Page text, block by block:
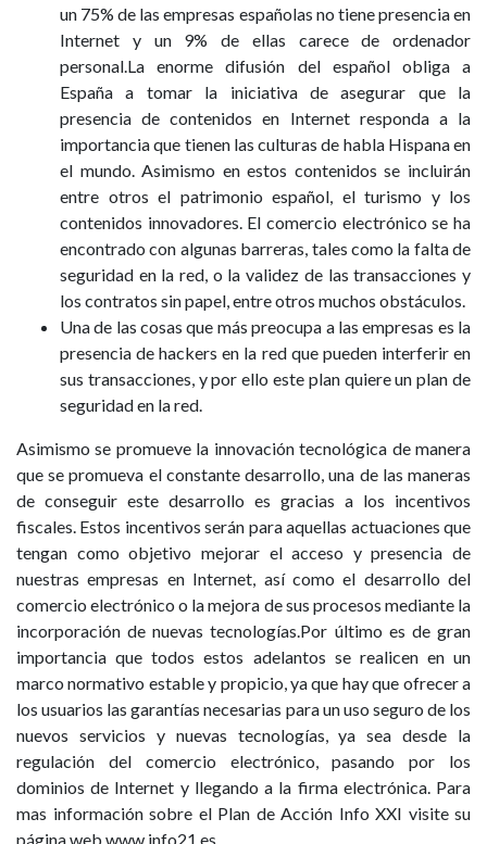
un 75% de las empresas españolas no tiene presencia en
Internet y un 9% de ellas carece de ordenador
personal.La enorme difusión del español obliga a
España a tomar la iniciativa de asegurar que la
presencia de contenidos en Internet responda a la
importancia que tienen las culturas de habla Hispana en
el mundo. Asimismo en estos contenidos se incluirán
entre otros el patrimonio español, el turismo y los
contenidos innovadores. El comercio electrónico se ha
encontrado con algunas barreras, tales como la falta de
seguridad en la red, o la validez de las transacciones y
los contratos sin papel, entre otros muchos obstáculos.
Una de las cosas que más preocupa a las empresas es la
presencia de hackers en la red que pueden interferir en
sus transacciones, y por ello este plan quiere un plan de
seguridad en la red.
Asimismo se promueve la innovación tecnológica de manera
que se promueva el constante desarrollo, una de las maneras
de conseguir este desarrollo es gracias a los incentivos
fiscales. Estos incentivos serán para aquellas actuaciones que
tengan como objetivo mejorar el acceso y presencia de
nuestras empresas en Internet, así como el desarrollo del
comercio electrónico o la mejora de sus procesos mediante la
incorporación de nuevas tecnologías.Por último es de gran
importancia que todos estos adelantos se realicen en un
marco normativo estable y propicio, ya que hay que ofrecer a
los usuarios las garantías necesarias para un uso seguro de los
nuevos servicios y nuevas tecnologías, ya sea desde la
regulación del comercio electrónico, pasando por los
dominios de Internet y llegando a la firma electrónica. Para
mas información sobre el Plan de Acción Info XXI visite su
página web www.info21.es